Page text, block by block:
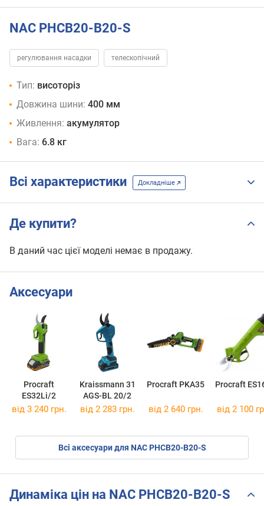
NAC PHCB20-B20-S
регулювання насадки телескопічний
Тип: висоторіз
Довжина шини: 400 мм
Живлення: акумулятор
Вага: 6.8 кг
Всі характеристики Докладніше
Де купити?
В даний час цієї моделі немає в продажу.
Аксесуари
Procraft
ES32Li/2
Kraissmann 31
AGS-BL 20/2
Procraft PKA35 Procraft
від 3 240 грн. від 2 283 грн. від 2 640 грн. від 2 100
Всі аксесуари для NAC PHCB20-B20-S
Динаміка цін на NAC PHCB20-B20-S